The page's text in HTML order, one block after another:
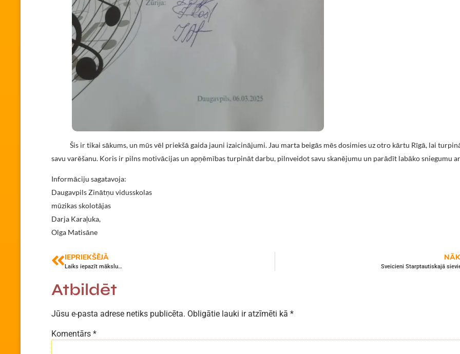
Šis ir tikai sākums, un mūs vēl priekšā gaida jauni izaicinājumi. Jau marta beigās mēs dosimies uz otro kārtu Rīgā, lai
savu varēšanu. Koris ir pilns motivācijas un apņēmības turpināt darbu, pilnveidot savu skanējumu un parādīt labāko sniegumu
Informāciju sagatavoja:
Daugavpils Zinātņu vidusskolas
mūzikas skolotājas
Darja Karaļuka,
Olga Matisāne
IEPRIEKŠĒJĀ
Laiks iepazīt mākslu… Sveicieni Starptautiskajā
Atbildēt
Jūsu e-pasta adrese netiks publicēta. Obligātie lauki ir atzīmēti kā *
Komentārs *